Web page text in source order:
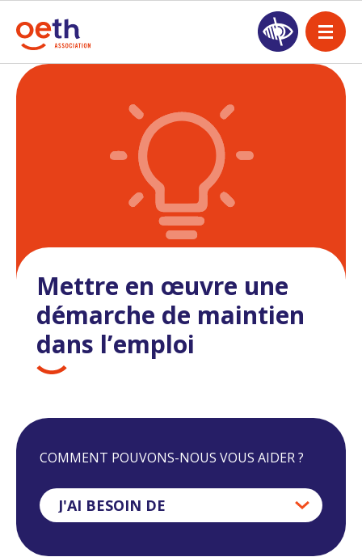
Mettre en œuvre une
démarche de maintien
dans l’emploi
COMMENT POUVONS-NOUS VOUS AIDER ?
J'AI BESOIN DE